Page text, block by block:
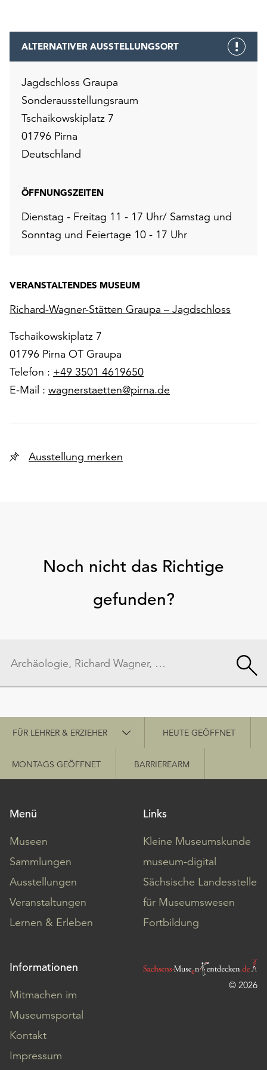
dem
Impressum
ALTERNATIVER AUSSTELLUNGSORT
Jagdschloss Graupa
Sonderausstellungsraum
Tschaikowskiplatz 7
01796 Pirna
Deutschland
ÖFFNUNGSZEITEN
Dienstag - Freitag 11 - 17 Uhr/ Samstag und
Sonntag und Feiertage 10 - 17 Uhr
VERANSTALTENDES MUSEUM
Richard-Wagner-Stätten Graupa – Jagdschloss
Tschaikowskiplatz 7
01796 Pirna OT Graupa
Telefon : +49 3501 4619650
E-Mail : wagnerstaetten@pirna.de
Ausstellung merken
Noch nicht das Richtige
gefunden?
Schnellzugriff
FÜR LEHRER & ERZIEHER HEUTE GEÖFFNET
MONTAGS GEÖFFNET BARRIEREARM
Menü
Museen
Sammlungen
Ausstellungen
Veranstaltungen
Lernen & Erleben
Links
Kleine Museumskunde
museum-digital
Sächsische Landesstelle
für Museumswesen
Fortbildung
Informationen
Mitmachen im
Museumsportal
Kontakt
Impressum
© 2026